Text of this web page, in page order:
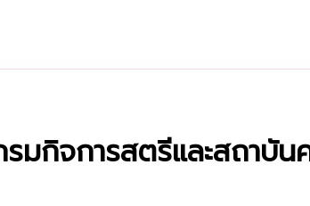
กิจการสตรีและสถาบัน